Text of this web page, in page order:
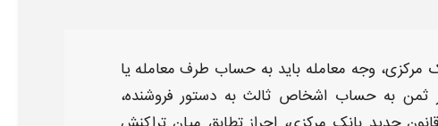
مرکزی، وجه معامله بایدبه حساب طرف معامله یا
ثمن به حساب اشخاص ثالثبه دستور فروشنده،